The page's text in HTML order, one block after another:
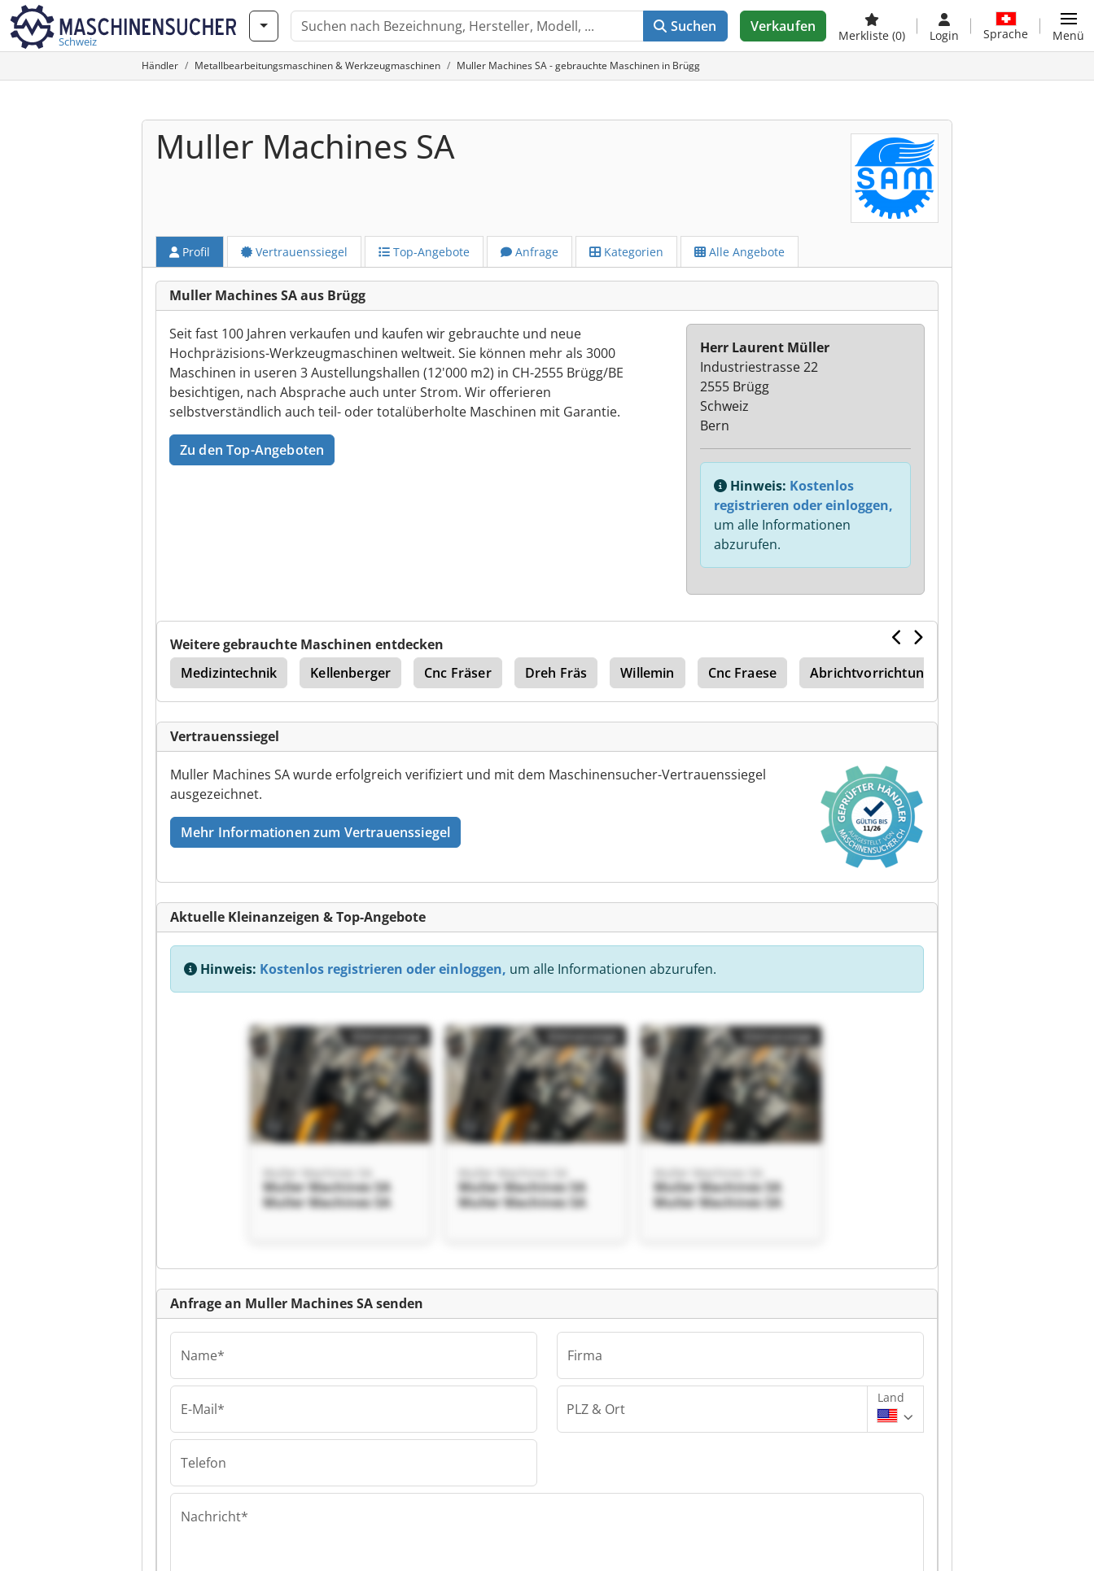
Schweiz
Suchen Verkaufen
Merkliste (0) Login Sprache Menü
Händler Metallbearbeitungsmaschinen & Werkzeugmaschinen Muller Machines SA - gebrauchte Maschinen in Brügg
Muller Machines SA
Profil Vertrauenssiegel Top-Angebote Anfrage Kategorien Alle Angebote
Muller Machines SA aus Brügg
Seit fast 100 Jahren verkaufen und kaufen wir gebrauchte und neue
Hochpräzisions-Werkzeugmaschinen weltweit. Sie können mehr als 3000
Maschinen in useren 3 Austellungshallen (12'000 m2) in CH-2555 Brügg/BE
besichtigen, nach Absprache auch unter Strom. Wir offerieren
selbstverständlich auch teil- oder totalüberholte Maschinen mit Garantie.
Zu den Top-Angeboten
Herr Laurent Müller
Industriestrasse 22
2555 Brügg
Schweiz
Bern
Hinweis: Kostenlos
registrieren oder einloggen,
um alle Informationen
abzurufen.
Weitere gebrauchte Maschinen entdecken
Medizintechnik
Kellenberger Cnc Fräser Dreh Fräs Willemin Cnc Fraese Abrichtvorrichtung
Vertrauenssiegel
Muller Machines SA wurde erfolgreich verifiziert und mit dem Maschinensucher-Vertrauenssiegel
ausgezeichnet.
Mehr Informationen zum Vertrauenssiegel
Aktuelle Kleinanzeigen & Top-Angebote
Hinweis: Kostenlos registrieren oder einloggen, um alle Informationen abzurufen.
Muller Machines SA
Muller Machines SA
Muller Machines SA
Muller Machines SA
Muller Machines SA
Muller Machines SA
Muller Machines SA
Muller Machines SA
Muller Machines SA
Muller Machines SA
Kleinanzeige
Anfrage an Muller Machines SA senden
Name*
E-Mail*
Telefon
Firma
PLZ & Ort
Land
Nachricht*